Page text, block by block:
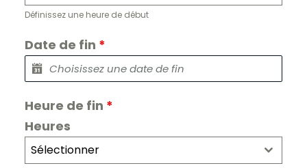
Définissez une heure de début
Date de fin *
Heure de fin *
Heures
Sélectionner